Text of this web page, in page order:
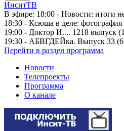
ИнситТВ
В эфире: 18:00 - Новости: итоги
18:30 - Ксюша в деле: фотография
19:00 - Доктор И.... 1218 выпуск
19:30 - АБВГДЕЙка. Выпуск 33
Перейти в раздел программа
Новости
Телепроекты
Программа
О канале